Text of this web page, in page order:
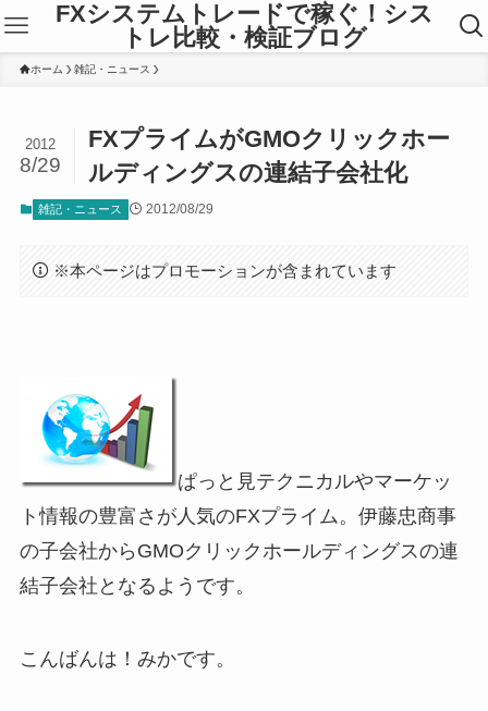
FXシステムトレードで稼ぐ！シス
トレ比較・検証ブログ
ホーム 雑記・ニュース
FXプライムがGMOクリックホー
ルディングスの連結子会社化
2012
8/29
雑記・ニュース 2012/08/29
※本ページはプロモーションが含まれています
ぱっと見テクニカルやマーケッ
ト情報の豊富さが人気のFXプライム。伊藤忠商事
の子会社からGMOクリックホールディングスの連
結子会社となるようです。
こんばんは！みかです。